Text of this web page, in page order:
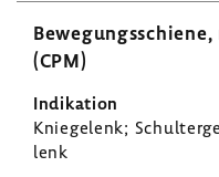
(CPM)
Knie­ge­lenk;
lenk